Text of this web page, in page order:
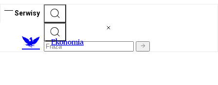
Serwisy
Ekonomia